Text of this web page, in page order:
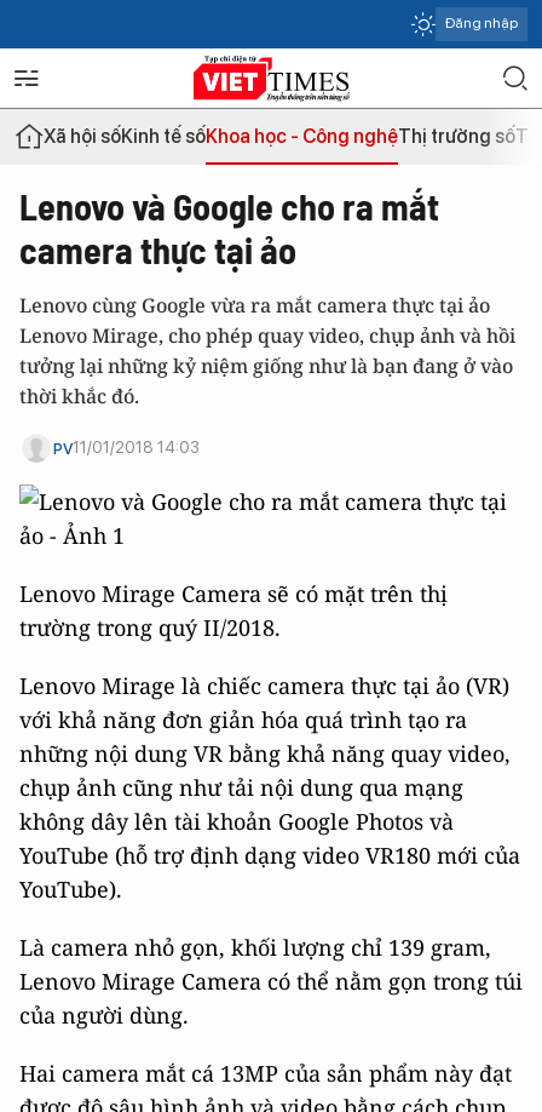
Đăng nhập
Xã hội sốKinh tế sốKhoa học - Công nghệThị trường số
Lenovo và Google cho ra mắt
camera thực tại ảo
Lenovo cùng Google vừa ra mắt camera thực tại ảo
Lenovo Mirage, cho phép quay video, chụp ảnh và hồi
tưởng lại những kỷ niệm giống như là bạn đang ở vào
thời khắc đó.
PV11/01/2018 14:03
Lenovo Mirage Camera sẽ có mặt trên thị
trường trong quý II/2018.
Lenovo Mirage là chiếc camera thực tại ảo (VR)
với khả năng đơn giản hóa quá trình tạo ra
những nội dung VR bằng khả năng quay video,
chụp ảnh cũng như tải nội dung qua mạng
không dây lên tài khoản Google Photos và
YouTube (hỗ trợ định dạng video VR180 mới của
YouTube).
Là camera nhỏ gọn, khối lượng chỉ 139 gram,
Lenovo Mirage Camera có thể nằm gọn trong túi
của người dùng.
Hai camera mắt cá 13MP của sản phẩm này đạt